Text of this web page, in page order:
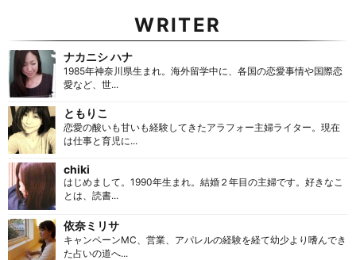
WRITER
ナカニシ ハナ
1985年神奈川県生まれ。海外留学中に、各国の恋愛事情や国際恋
愛など、世...
ともりこ
恋愛の酸いも甘いも経験してきたアラフォー主婦ライター。現在
は仕事と育児に...
chiki
はじめまして。1990年生まれ。結婚２年目の主婦です。好きなこ
とは、読書...
依奈ミリサ
キャンペーンMC、営業、アパレルの経験を経て幼少より嗜んでき
た占いの道へ...